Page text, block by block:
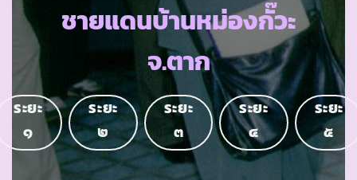
ชายแดนบ้านหม่องกั๊วะ
จ.ตาก
ระยะ
๑
ระยะ
๒
ระยะ
๓
ระยะ
๔
ระยะ
๕